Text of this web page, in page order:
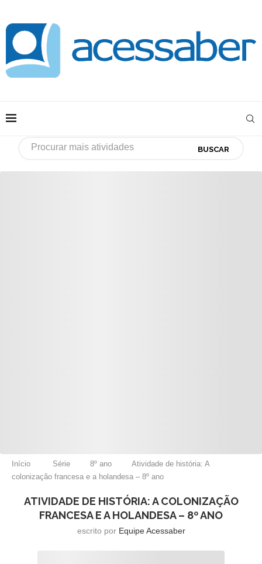
BUSCAR
Início Série 8º ano
Atividade de história: A
colonização francesa e a holandesa – 8º ano
ATIVIDADE DE HISTÓRIA: A COLONIZAÇÃO
FRANCESA E A HOLANDESA – 8º ANO
escrito por Equipe Acessaber